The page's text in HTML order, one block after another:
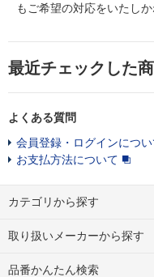
もご希望の対応をいたし
最近チェックした
よくある質問
会員登録・ログインについ
お支払方法について
カテゴリから探す
取り扱いメーカーから探す
品番かんたん検索